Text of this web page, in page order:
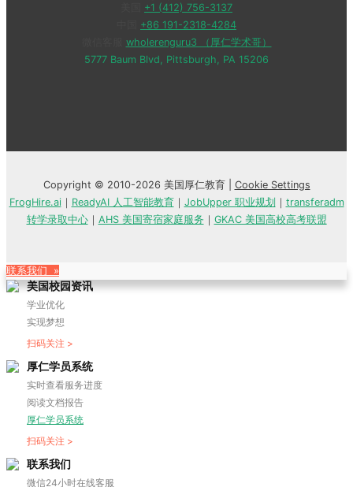
+1 (412) 756-3137
+86 191-2318-4284
wholerenguru3 （厚仁学术哥）
5777 Baum Blvd, Pittsburgh, PA 15206
Copyright © 2010-2026 美国厚仁教育 | Cookie Settings
FrogHire.ai｜ ReadyAI 人工智能教育｜ JobUpper 职业规划 ｜ transferadm
转学录取中心｜ AHS 美国寄宿家庭服务 ｜ GKAC 美国高校高考联盟
联系我们 »
美国校园资讯
学业优化
实现梦想
扫码关注 >
厚仁学员系统
实时查看服务进度
阅读文档报告
厚仁学员系统
扫码关注 >
联系我们
微信24小时在线客服